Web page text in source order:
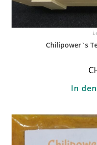
Chilipower`s
In